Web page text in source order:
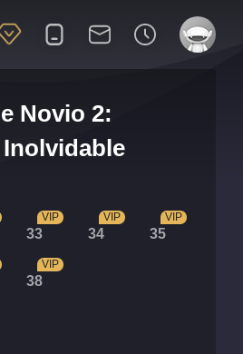
Novio 2:
33
VIP
34
VIP
35
VIP
38
VIP